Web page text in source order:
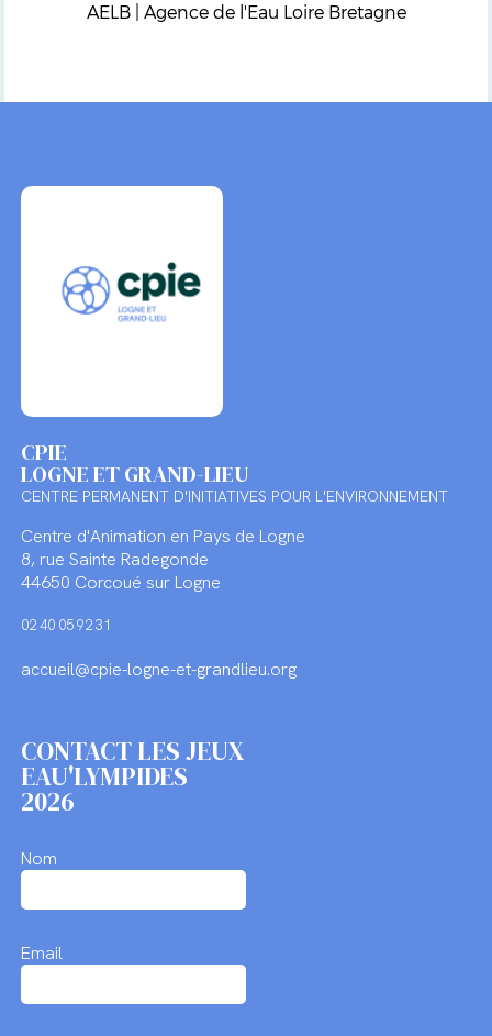
AELB | Agence de l'Eau Loire Bretagne
CPIE
LOGNE ET GRAND-LIEU
CENTRE PERMANENT D'INITIATIVES POUR L'ENVIRONNEMENT
Centre d'Animation en Pays de Logne
8, rue Sainte Radegonde
44650 Corcoué sur Logne
02 40 05 92 31
accueil@cpie-logne-et-grandlieu.org
CONTACT LES JEUX
EAU'LYMPIDES
2026
Nom
Email